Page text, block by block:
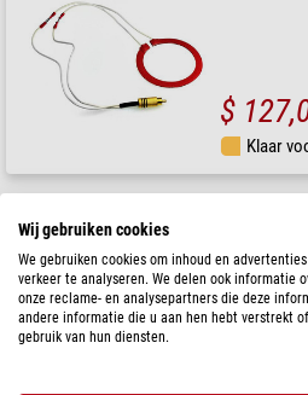
$
Klaar
Wij gebruiken cookies
We gebruiken cookies om inhoud en
verkeer te analyseren. We delen ook informatie
onze reclame- en analysepartners die deze
andere informatie die u aan hen hebt verstrekt
gebruik van hun diensten.